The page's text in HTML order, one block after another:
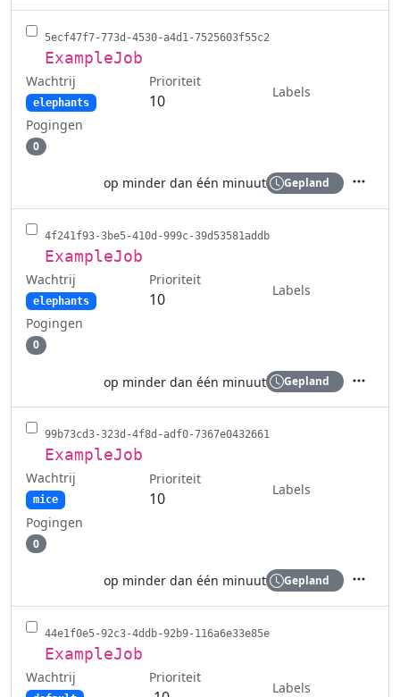
5ecf47f7-773d-4530-a4d1-7525603f55c2
ExampleJob
Wachtrij
elephants
Prioriteit
10
Labels
Pogingen
0
op minder dan één minuut Gepland
4f241f93-3be5-410d-999c-39d53581addb
ExampleJob
Wachtrij
elephants
Prioriteit
10
Labels
Pogingen
0
op minder dan één minuut Gepland Acties
99b73cd3-323d-4f8d-adf0-7367e0432661
ExampleJob
Wachtrij
mice
Prioriteit
10
Labels
Pogingen
0
op minder dan één minuut Gepland
44e1f0e5-92c3-4ddb-92b9-116a6e33e85e
ExampleJob
Wachtrij Prioriteit
Labels